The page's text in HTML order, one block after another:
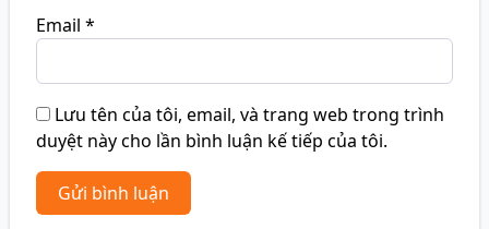
Email *
Lưu tên của tôi, email, và trang web trong trình
duyệt này cho lần bình luận kế tiếp của tôi.